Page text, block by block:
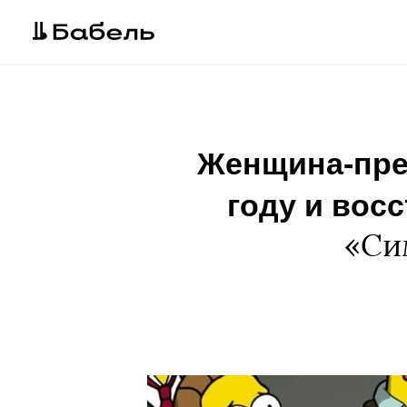
Женщина-
году и